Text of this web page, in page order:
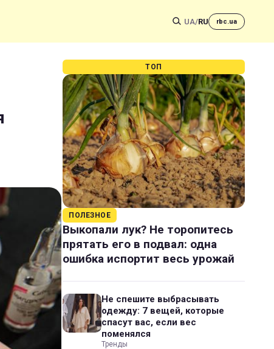
UA/RU rbc.ua
ТОП
ПОЛЕЗНОЕ
Выкопали лук? Не торопитесь
прятать его в подвал: одна
ошибка испортит весь урожай
Не спешите выбрасывать
одежду: 7 вещей, которые
спасут вас, если вес
поменялся
Тренды